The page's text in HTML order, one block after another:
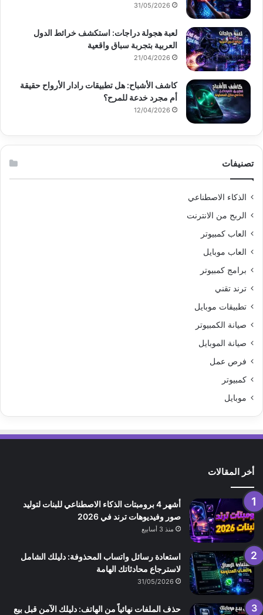
31/05/2026
لعبة هجولة دراجات: استكشف خرائط الدول
العربية بتجربة سباق واقعية
21/04/2026
كاشف الأشباح: هل تطبيقات رادار الأرواح حقيقة
أم مجرد خدعة للمرح؟
12/04/2026
تصنيفات
الذكاء الاصطناعي
الربح من الانترنت
العاب كمبيوتر
العاب موبايل
برامج كمبيوتر
ترند تقني
تطبيقات موبايل
صيانة الكمبيوتر
صيانة الموبايل
فرص عمل
كمبيوتر
موبايل
أخر المقالات
أشهر 4 برومبتات الذكاء الاصطناعي للبنات لتوليد
صور وفيديوهات ترند في 2026
منذ 3 أسابيع
استعادة رسائل واتساب المحذوفة: دليلك الشامل
لاسترجاع محادثاتك الهامة
31/05/2026
حذف الملفات نهائياً من الهاتف: دليلك الآمن قبل بيع